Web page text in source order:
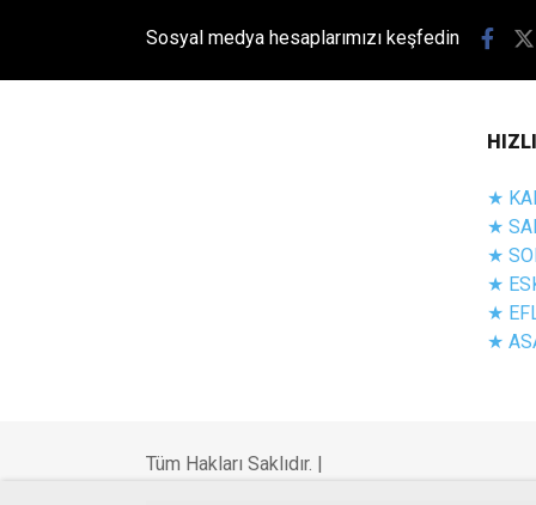
Sosyal medya hesaplarımızı keşfedin
★
★
★
★
★
★
Tüm Hakları Saklıdır. |